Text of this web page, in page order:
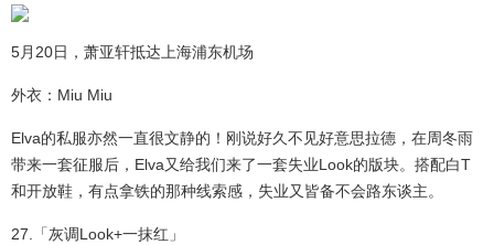
5月20日，萧亚轩抵达上海浦东机场
外衣：Miu Miu
Elva的私服亦然一直很文静的！刚说好久不见好意思拉德，在周冬雨
带来一套征服后，Elva又给我们来了一套失业Look的版块。搭配白T
和开放鞋，有点拿铁的那种线索感，失业又皆备不会路东谈主。
27.「灰调Look+一抹红」